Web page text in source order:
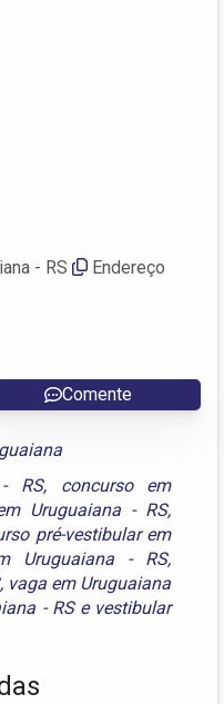
- RS
Endereço
Comente
RS, concurso em
Uruguaiana - RS,
pré-vestibular em
Uruguaiana - RS,
, vaga em Uruguaiana
- RSe vestibular